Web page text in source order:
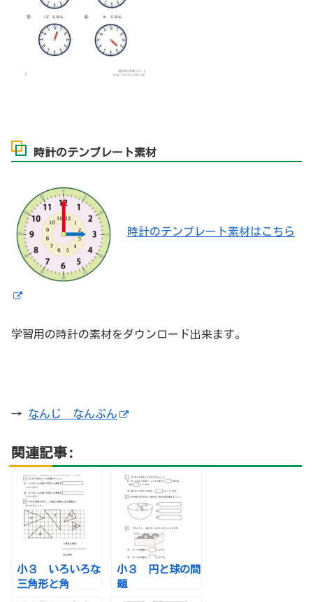
時計のテンプレート素材
時計のテンプレート素材はこちら
学習用の時計の素材をダウンロード出来ます。
→ なんじ なんぷん
関連記事:
小３ いろいろな
三角形と角
小３ 円と球の問
題